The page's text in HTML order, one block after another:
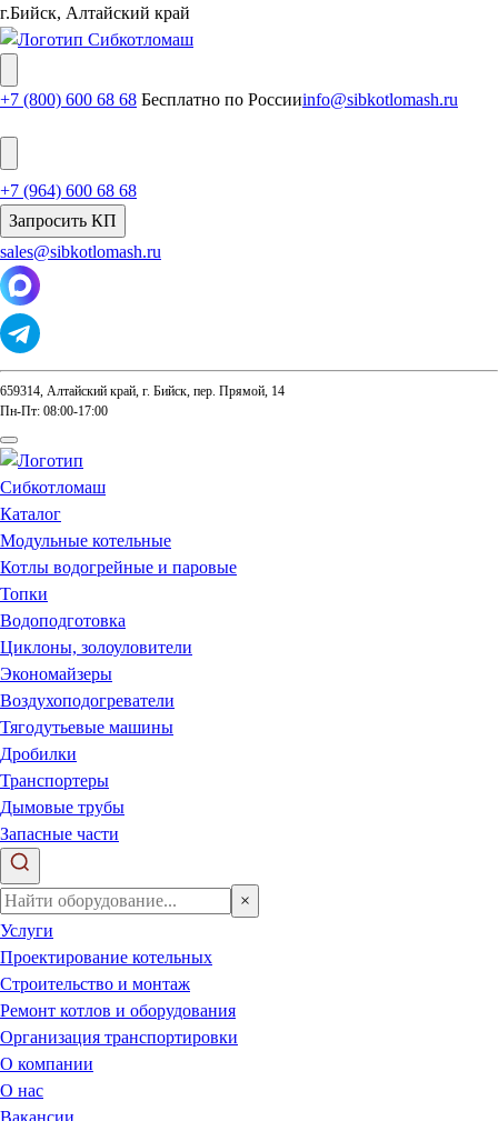
г.Бийск, Алтайский край
+7 (800) 600 68 68 Бесплатно по Россииinfo@sibkotlomash.ru
+7 (964) 600 68 68
Запросить КП
sales@sibkotlomash.ru
659314, Алтайский край, г. Бийск, пер. Прямой, 14
Пн-Пт: 08:00-17:00
Каталог
Модульные котельные
Котлы водогрейные и паровые
Топки
Водоподготовка
Циклоны, золоуловители
Экономайзеры
Воздухоподогреватели
Тягодутьевые машины
Дробилки
Транспортеры
Дымовые трубы
Запасные части
×
Услуги
Проектирование котельных
Строительство и монтаж
Ремонт котлов и оборудования
Организация транспортировки
О компании
О нас
Вакансии